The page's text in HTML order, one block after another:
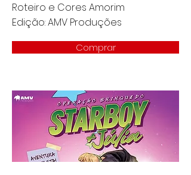
Roteiro e Cores Amorim
Edição: AMV Produções
Comprar